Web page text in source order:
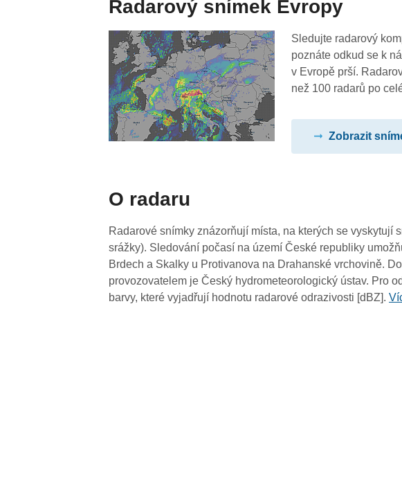
Radarový snímek Evropy
Sledujte radarový
poznáte odkud se k
v Evropě prší.
než 100 radarů po
Zobrazit
O radaru
Radarové snímky znázorňují místa, na kterých se vyskytují
srážky). Sledování počasí na území České republiky
Brdech a Skalky u Protivanova na Drahanské vrchovině.
provozovatelem je Český hydrometeorologický ústav. Pro
barvy, které vyjadřují hodnotu radarové odrazivosti [dBZ].